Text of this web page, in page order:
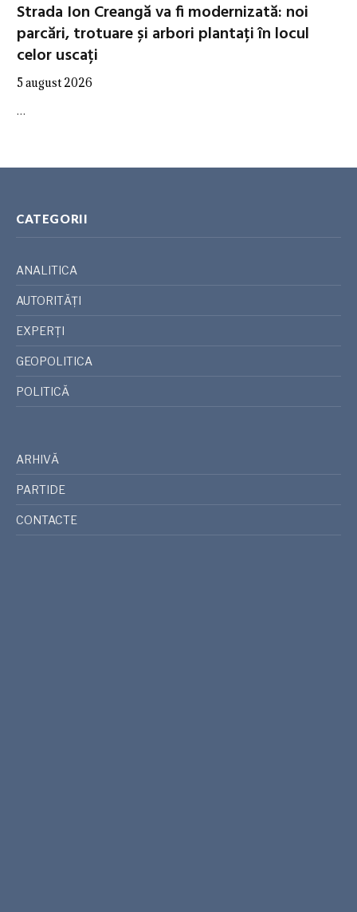
Strada Ion Creangă va fi modernizată: noi
parcări, trotuare și arbori plantați în locul
celor uscați
5 august 2026
…
CATEGORII
ANALITICA
AUTORITĂȚI
EXPERȚI
GEOPOLITICA
POLITICĂ
ARHIVĂ
PARTIDE
CONTACTE